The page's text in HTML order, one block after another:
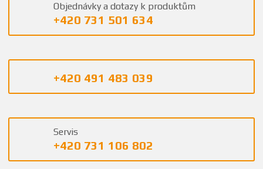
Objednávky a dotazy k produktům
+420 731 501 634
+420 491 483 039
Servis
+420 731 106 802